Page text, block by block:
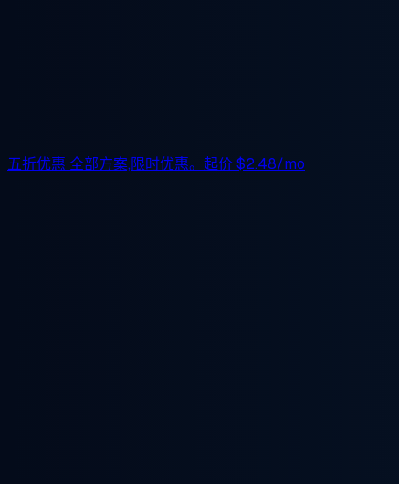
五折优惠 全部方案,限时优惠。起价$2.48/mo